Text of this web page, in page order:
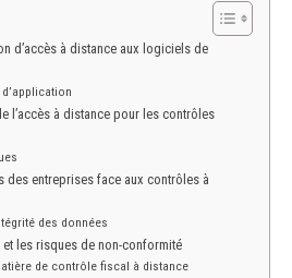
d’accès à distance aux logiciels de
l’accès à distance pour les contrôles
entreprises face aux contrôles à
des données
les risques de non-conformité
de contrôle fiscal à distance